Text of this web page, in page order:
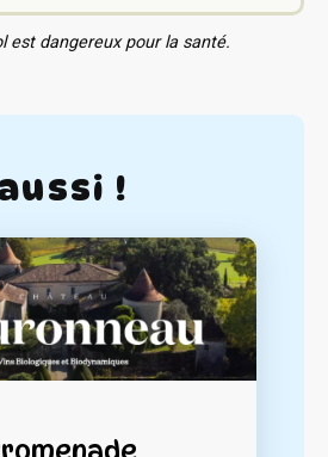
est dangereux pour la santé.
!